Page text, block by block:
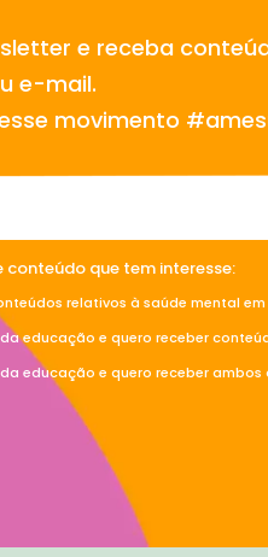
e receba
e-mail.
movimento
conteúdo que tem interesse:
relativos à saúde mental em
educação e quero receber
educação e quero receber